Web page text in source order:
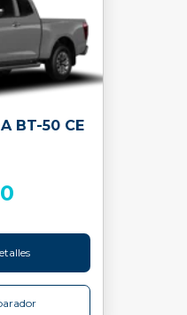
BT-50 CE